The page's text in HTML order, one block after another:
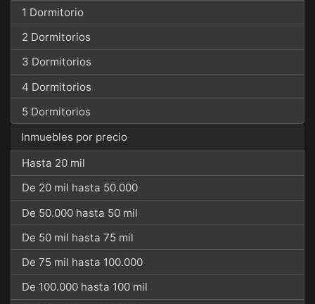
1 Dormitorio
2 Dormitorios
3 Dormitorios
4 Dormitorios
5 Dormitorios
Inmuebles por precio
Hasta 20 mil
De 20 mil hasta 50.000
De 50.000 hasta 50 mil
De 50 mil hasta 75 mil
De 75 mil hasta 100.000
De 100.000 hasta 100 mil